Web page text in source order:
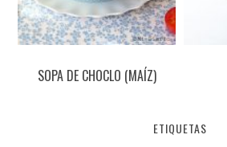
SOPA DE CHOCLO (MAÍZ)
ETIQUETAS